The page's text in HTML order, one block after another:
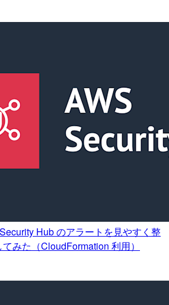
Hub のアラートを見やすく整
みた（CloudFormation 利用）